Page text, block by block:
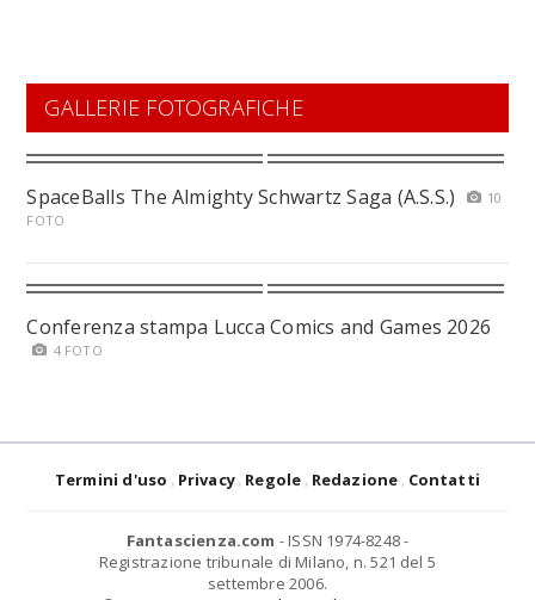
GALLERIE FOTOGRAFICHE
SpaceBalls The Almighty Schwartz Saga (A.S.S.)
10
FOTO
Conferenza stampa Lucca Comics and Games 2026
4 FOTO
Termini d'uso Privacy Regole Redazione Contatti
Fantascienza.com - ISSN 1974-8248 -
Registrazione tribunale di Milano, n. 521 del 5
settembre 2006.